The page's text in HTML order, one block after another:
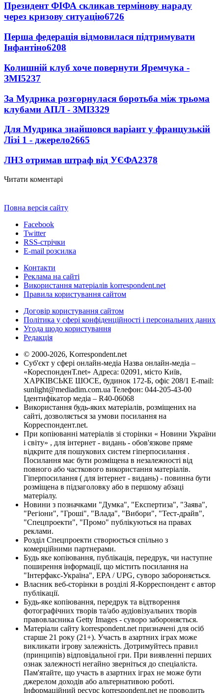
Президент ФІФА скликав термінову нараду
через кризову ситуацію6726
Перша федерація відмовилася підтримувати
Інфантіно6208
Колишній клуб хоче повернути Яремчука -
ЗМІ5237
За Мудрика розгорнулася боротьба між трьома
клубами АПЛ - ЗМІ3329
Для Мудрика знайшовся варіант у французькій
Лізі 1 - джерело2665
ЛНЗ отримав штраф від УЄФА2378
Читати коментарі
Повна версія сайту
Facebook
Twitter
RSS-стрічки
E-mail розсилка
Контакти
Реклама на сайті
Використання матеріалів korrespondent.net
Правила користування сайтом
Договір користування сайтом
Політика у сфері конфіденційності і персональних даних
Угода щодо користування
Редакція
© 2000-2026, Korrespondent.net
Суб'єкт у сфері онлайн-медіа Назва онлайн-медіа –
«КореспонденТ.net» Адреса: 02091, місто Київ,
ХАРКІВСЬКЕ ШОСЕ, будинок 172-Б, офіс 208/1 E-mail:
sunlight@mediadim.com.ua Телефон: 044-205-43-00
Ідентифікатор медіа – R40-06068
Використання будь-яких матеріалів, розміщених на
сайті, дозволяється за умови посилання на
Корреспондент.net.
При копіюванні матеріалів зі сторінки « Новини України
і світу» , для інтернет - видань - обов'язкове пряме
відкрите для пошукових систем гіперпосилання .
Посилання має бути розміщена в незалежності від
повного або часткового використання матеріалів.
Гіперпосилання ( для інтернет - видань) - повинна бути
розміщена в підзаголовку або в першому абзаці
матеріалу.
Новини з позначками "Думка", "Експертиза", "Заява",
"Регіони", "Гроші", "Влада", "Вибори", "Тест-драйв",
"Спецпроекти", "Промо" публікуються на правах
реклами.
Розділ Спецпроекти створюється спільно з
комерційними партнерами.
Будь яке копіювання, публікація, передрук, чи наступне
поширення інформації, що містить посилання на
"Інтерфакс-Україна", EPA / UPG, суворо забороняється.
Власник веб-сторінки в розділі Я-Корреспондент є автор
публікації.
Будь-яке копіювання, передрук та відтворення
фотографічних творів та/або аудіовізуальних творів
правовласника Getty Images - суворо забороняється.
Матеріали сайту korrespondent.net призначені для осіб
старше 21 року (21+). Участь в азартних іграх може
викликати ігрову залежність. Дотримуйтесь правил
(принципів) відповідальної гри. При виявленні перших
ознак залежності негайно зверніться до спеціаліста.
Пам'ятайте, що участь в азартних іграх не може бути
джерелом доходів або альтернативою роботі.
Інформаційний ресурс korrespondent.net не проводить